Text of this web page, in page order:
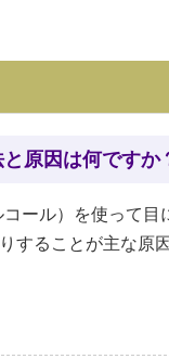
原因は何ですか
ール）を使って
することが主な